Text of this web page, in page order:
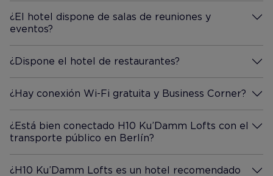
¿El hotel dispone de salas de reuniones y
eventos?
Más información
¿Dispone el hotel de restaurantes?
Más información
¿Hay conexión Wi-Fi gratuita y Business Corner?
Más información
¿Está bien conectado H10 Ku’Damm Lofts con el
transporte público en Berlín?
Más información
¿H10 Ku’Damm Lofts es un hotel recomendado